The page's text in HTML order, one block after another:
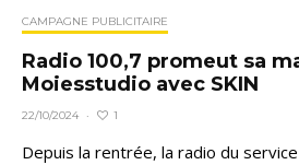
CAMPAGNE PUBLICITAIRE
Radio 100,7 promeut sa
Moiesstudio avec SKIN
22/10/2024 · 1
Depuis la rentrée, la radio du